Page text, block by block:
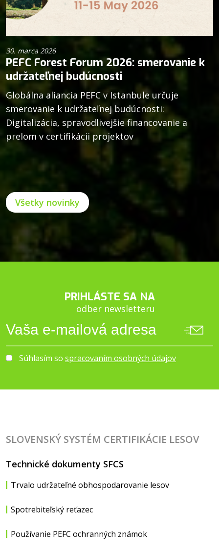
30. marca 2026
PEFC Forest Forum 2026: smerovanie k
udržateľnej budúcnosti
Globálna aliancia PEFC v Istanbule určuje
smerovanie k udržateľnej budúcnosti:
Digitalizácia, spravodlivejšie financovanie a
prelom v certifikácii projektov
Všetky novinky
PRIHLÁSTE SA NA
odber newsletteru
Súhlasím so spracovaním osobných údajov
SLOVENSKÝ SYSTÉM CERTIFIKÁCIE LESOV
Technické dokumenty SFCS
Trvalo udržateľné obhospodarovanie lesov
Spotrebiteľský reťazec
Používanie PEFC ochranných známok